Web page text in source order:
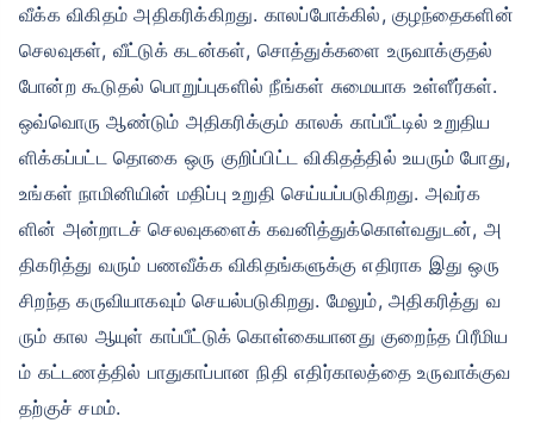
வீக்க விகிதம் அதிகரிக்கிறது. காலப்போக்கில், குழந்தைகளின்
செலவுகள், வீட்டுக் கடன்கள், சொத்துக்களை உருவாக்குதல்
போன்ற கூடுதல் பொறுப்புகளில் நீங்கள் சுமையாக உள்ளீர்கள்.
ஒவ்வொரு ஆண்டும் அதிகரிக்கும் காலக் காப்பீட்டில் உறுதிய
ளிக்கப்பட்ட தொகை ஒரு குறிப்பிட்ட விகிதத்தில் உயரும் போது,
​​உங்கள் நாமினியின் மதிப்பு உறுதி செய்யப்படுகிறது. அவர்க
ளின் அன்றாடச் செலவுகளைக் கவனித்துக்கொள்வதுடன், அ
திகரித்து வரும் பணவீக்க விகிதங்களுக்கு எதிராக இது ஒரு
சிறந்த கருவியாகவும் செயல்படுகிறது. மேலும், அதிகரித்து வ
ரும் கால ஆயுள் காப்பீட்டுக் கொள்கையானது குறைந்த பிரீமிய
ம் கட்டணத்தில் பாதுகாப்பான நிதி எதிர்காலத்தை உருவாக்குவ
தற்குச் சமம்.